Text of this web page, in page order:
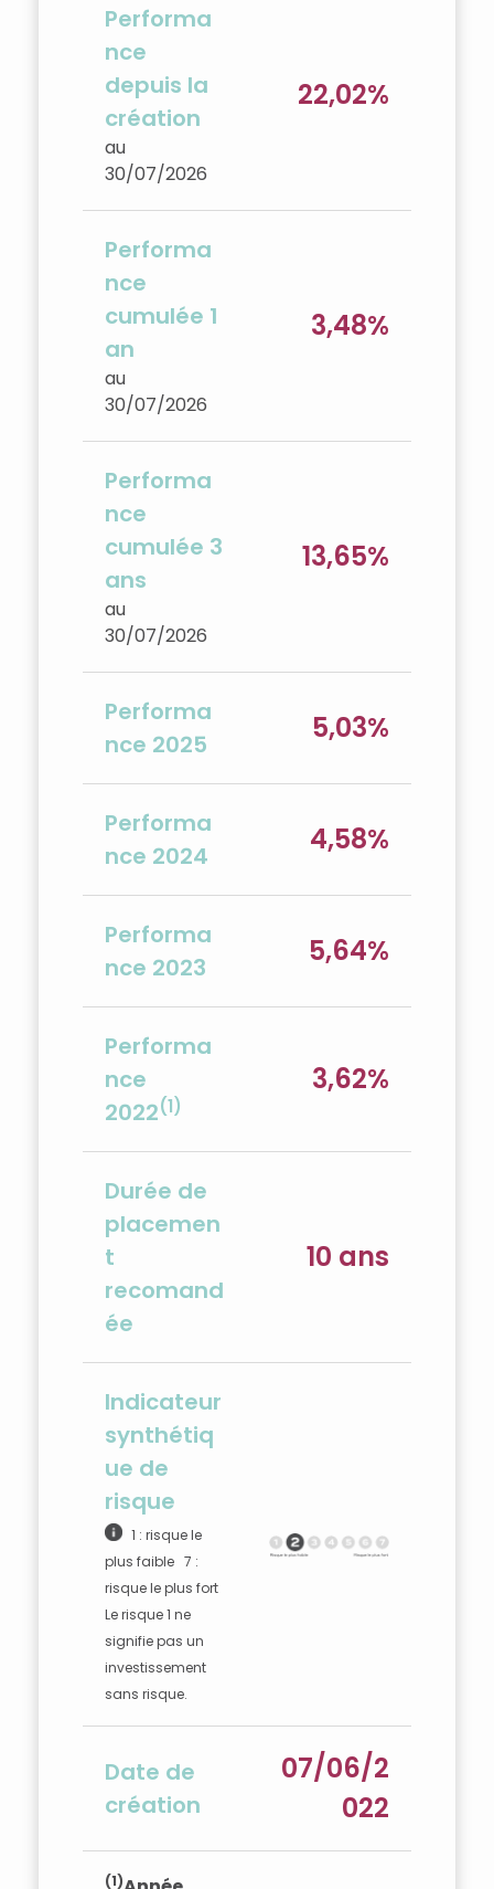
Performa
nce
depuis la
création
au
30/07/2026
22,02%
Performa
nce
cumulée 1
an
au
30/07/2026
3,48%
Performa
nce
cumulée 3
ans
au
30/07/2026
13,65%
Performa
nce 2025
5,03%
Performa
nce 2024
4,58%
Performa
nce 2023
5,64%
Performa
nce
2022(1)
3,62%
Durée de
placemen
t
recomand
ée
10 ans
Indicateur
synthétiq
ue de
risque
1 : risque le
plus faible 7 :
risque le plus fort
Le risque 1 ne
signifie pas un
investissement
sans risque.
Date de
création
07/06/2
022
(1)